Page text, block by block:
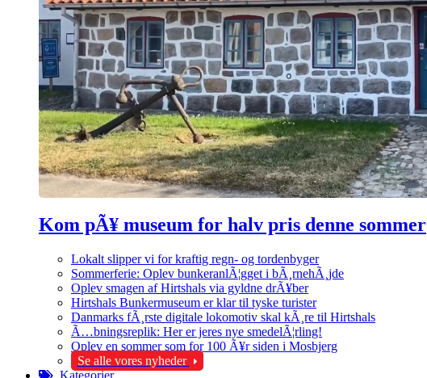
Kom pÃ¥ museum for halv pris denne sommer
Lokalt slipper vi for kraftig regn- og tordenbyger
Sommerferie: Oplev bunkeranlÃ¦gget i bÃ¸rnehÃ¸jde
Oplev smagen af Hirtshals via gyldne drÃ¥ber
Hirtshals Bunkermuseum er klar til tyske turister
Danmarks fÃ¸rste digitale lokomotiv skal kÃ¸re til Hirtshals
Ã…bningsreplik: Her er jeres nye smedelÃ¦rling!
Oplev en sommer som for 100 Ã¥r siden i Mosbjerg
Se alle vores nyheder
Kategorier